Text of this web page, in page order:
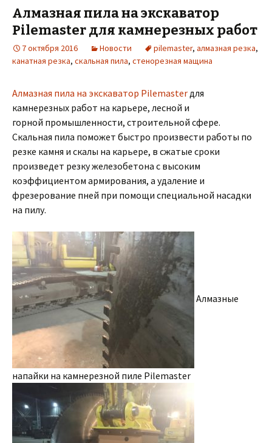
Алмазная пила на экскаватор
Pilemaster для камнерезных работ
7 октября 2016 Новости pilemaster, алмазная резка,
канатная резка, скальная пила, стенорезная мащина
Алмазная пила на экскаватор Pilemaster для
камнерезных работ на карьере, лесной и
горной промышленности, строительной сфере.
Скальная пила поможет быстро произвести работы по
резке камня и скалы на карьере, в сжатые сроки
произведет резку железобетона с высоким
коэффициентом армирования, а удаление и
фрезерование пней при помощи специальной насадки
на пилу.
Алмазные
напайки на камнерезной пиле Pilemaster